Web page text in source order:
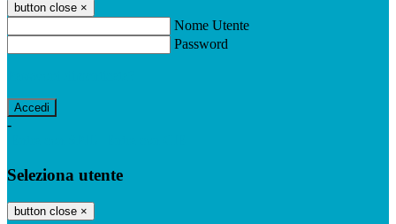
button close ×
Nome Utente
Password
-
Seleziona utente
button close ×